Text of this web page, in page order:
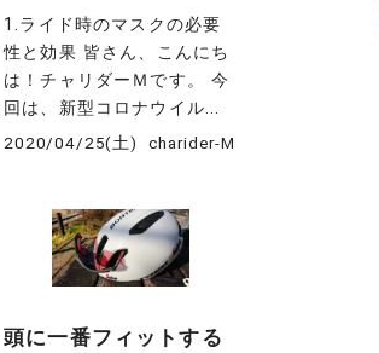
1.ライド時のマスクの必要
性と効果 皆さん、こんにち
は！チャリダーＭです。 今
回は、新型コロナウイル...
2020/04/25(土) charider-M
頭に一番フィットする